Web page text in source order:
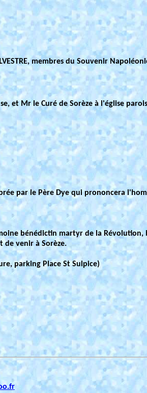
membres du Souvenir
et Mr le Curé de Sorèze à l'église
par le Père Dye qui prononcera
bénédictin martyr de la Révolution,
de venir à Sorèze.
parking Place St Sulpice)